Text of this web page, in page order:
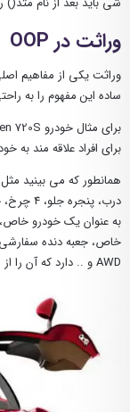
وراثت در OOP
وراثت یکی از مفاهیم
ساده این مفهوم را به
برای افراد علاقه مند به
همانطور که می بینید
درب،
به عنوان یک خودرو
خاص، جعبه دنده
AWD و .. دارد که آن را از سایر خودروها متمایز کرده است.